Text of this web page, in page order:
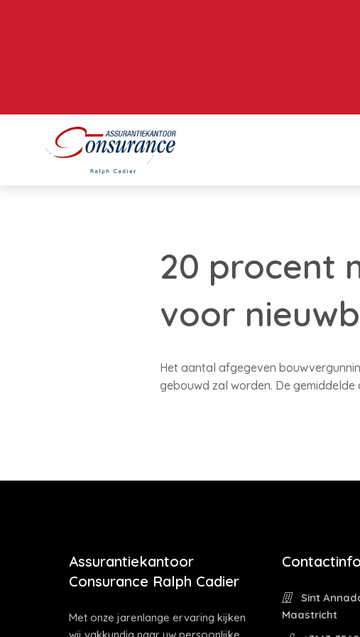
20 procent
voor
Het aantal afgegeven
gebouwd zal worden. De
Assurantiekantoor
Consurance Ralph Cadier
Met onze jarenlange ervaring kijken
Sint
Maastricht